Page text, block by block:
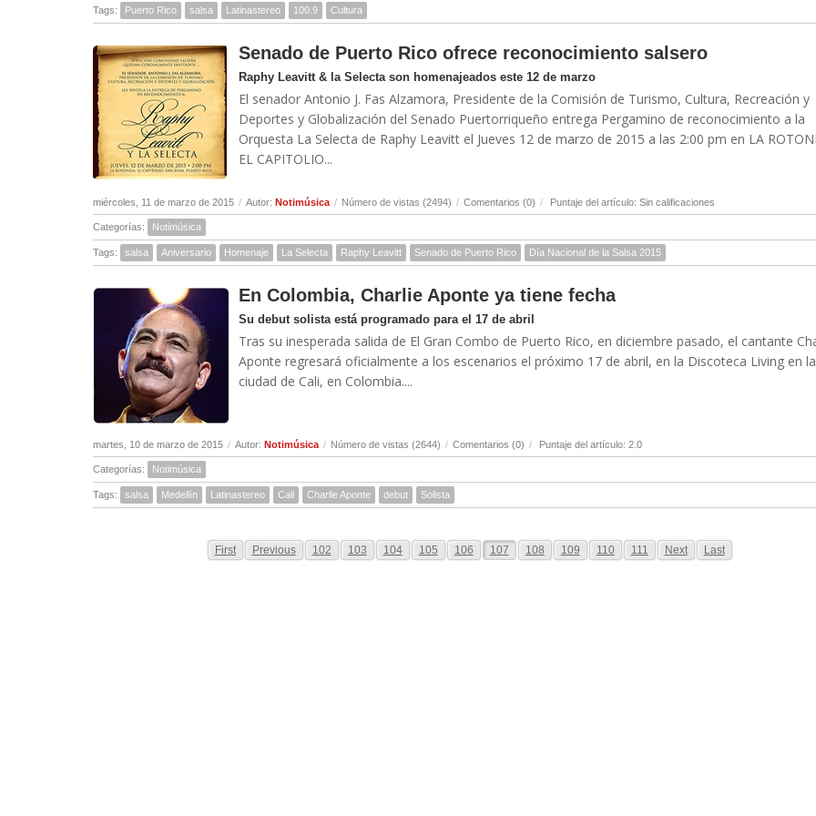
Tags: Puerto Rico salsa Latinastereo 100.9 Cultura
Senado de Puerto Rico ofrece reconocimiento salsero
Raphy Leavitt & la Selecta son homenajeados este 12 de marzo
El senador Antonio J. Fas Alzamora, Presidente de la Comisión de Turismo, Cultura, Recreación y
Deportes y Globalización del Senado Puertorriqueño entrega Pergamino de reconocimiento a la
Orquesta La Selecta de Raphy Leavitt el Jueves 12 de marzo de 2015 a las 2:00 pm en LA
EL CAPITOLIO...
miércoles, 11 de marzo de 2015 / Autor: Notimúsica / Número de vistas (2494) / Comentarios (0) / Puntaje del artículo: Sin calificaciones
Categorías: Notimúsica
Tags: salsa Aniversario Homenaje La Selecta Raphy Leavitt Senado de Puerto Rico Día Nacional de la Salsa 2015
En Colombia, Charlie Aponte ya tiene fecha
Su debut solista está programado para el 17 de abril
Tras su inesperada salida de El Gran Combo de Puerto Rico, en diciembre pasado, el cantante
Aponte regresará oficialmente a los escenarios el próximo 17 de abril, en la Discoteca Living en la
ciudad de Cali, en Colombia....
martes, 10 de marzo de 2015 / Autor: Notimúsica / Número de vistas (2644) / Comentarios (0) / Puntaje del artículo: 2.0
Categorías: Notimúsica
Tags: salsa Medellín Latinastereo Cali Charlie Aponte debut Solista
First Previous 102 103 104 105 106 107 108 109 110 111 Next Last